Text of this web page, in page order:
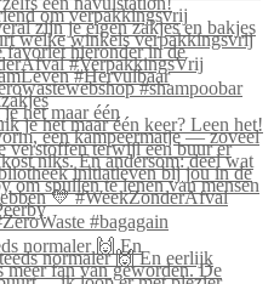
het maar één
normaler 🙌 En